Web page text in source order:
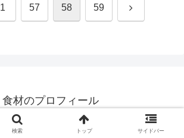
1 57 58 59 次
食材のプロフィール
© 2014 食材のプロフィール.
検索 トップ サイドバー